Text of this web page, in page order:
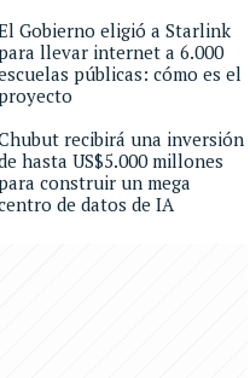
Gobierno eligió a Starlink
llevar internet a 6.000
públicas: cómo es el
recibirá una inversión
hasta US$5.000 millones
construir un mega
de datos de IA